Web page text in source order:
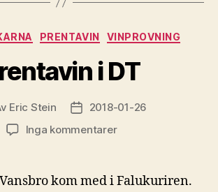
Kategorier
PRENTAVIN VINPROVNING
i DT
Eric Stein Inläggsdatum
2018-01-26
Inga kommentarertill
DT
kom med i Falukuriren.